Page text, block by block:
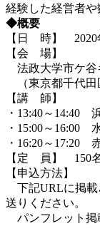
経験した経営者
◆概要
【日 時】 2020
【会 場】
法政大学市ケ谷
（東京都千代田
【講 師】
・13:40～14:40
・15:00～16:00
・16:20～17:20
【定 員】 150名
【申込方法】
下記URLに掲載
送りください。
パンフレット